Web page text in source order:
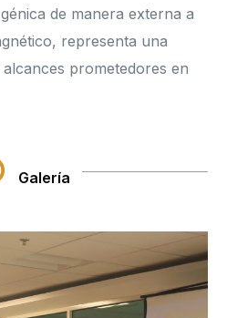
de manera externa a
representa una
prometedores en
Galería